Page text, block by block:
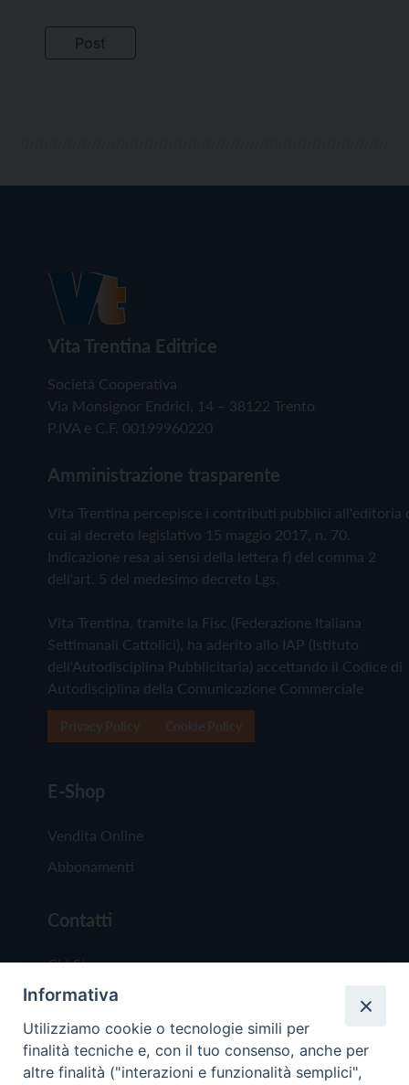
Vita Trentina Editrice
Società Cooperativa
Via Monsignor Endrici, 14 – 38122 Trento
P.IVA e C.F. 00199960220
Amministrazione trasparente
Vita Trentina percepisce i contributi pubblici all'editoria
cui al decreto legislativo 15 maggio 2017, n. 70.
Indicazione resa ai sensi della lettera f) del comma 2
dell'art. 5 del medesimo decreto Lgs.
Vita Trentina, tramite la Fisc (Federazione Italiana
Settimanali Cattolici), ha aderito allo IAP (Istituto
dell'Autodisciplina Pubblicitaria) accettando il Codice di
Autodisciplina della Comunicazione Commerciale
E-Shop
Vendita Online
Abbonamenti
Contatti
Chi Siamo
Redazione
Scrivici
Informativa
Utilizziamo cookie o tecnologie simili per
finalità tecniche e, con il tuo consenso, anche per
altre finalità ("interazioni e funzionalità semplici",